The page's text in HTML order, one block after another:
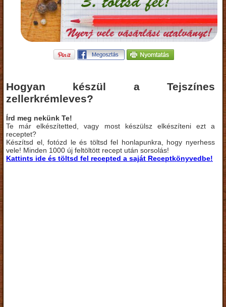
Hogyan készül a Tejszínes
zellerkrémleves?
Írd meg nekünk Te!
Te már elkészítetted, vagy most készülsz elkészíteni ezt a
receptet?
Készítsd el, fotózd le és töltsd fel honlapunkra, hogy nyerhess
vele! Minden 1000 új feltöltött recept után sorsolás!
Kattints ide és töltsd fel recepted a saját Receptkönyvedbe!